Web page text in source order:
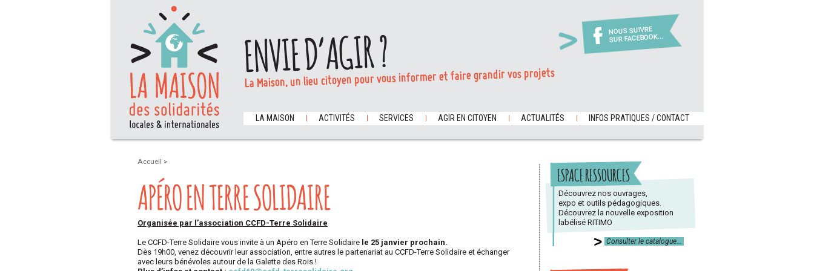
NOUS SUIVRE
SUR FACEBOOK...
ENVIE D’AGIR ?
La Maison, un lieu citoyen pour vous informer et faire grandir vos projets
LA MAISON ACTIVITÉS SERVICES AGIR EN CITOYEN ACTUALITÉS INFOS PRATIQUES / CONTACT
Accueil >
APÉRO EN TERRE SOLIDAIRE
Organisée par l’association CCFD-Terre Solidaire
Le CCFD-Terre Solidaire vous invite à un Apéro en Terre Solidaire le 25 janvier prochain.
Dès 19h00, venez découvrir leur association, entre autres le partenariat au CCFD-Terre Solidaire et échanger
avec leurs bénévoles autour de la Galette des Rois !
ESPACE RESSOURCES
Découvrez nos ouvrages,
expo et outils pédagogiques.
Découvrez la nouvelle exposition
labélisé RITIMO
Consulter le catalogue...